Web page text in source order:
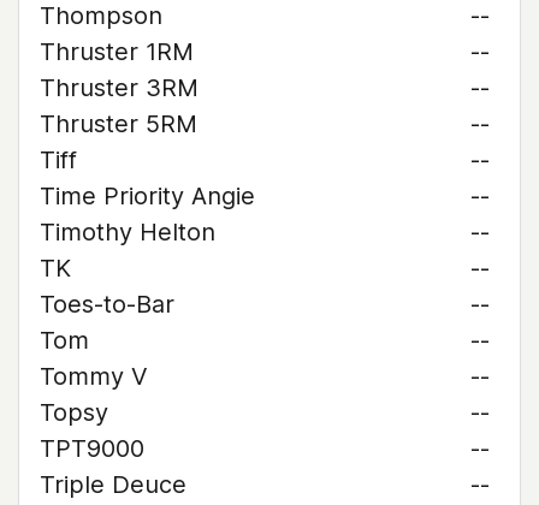
Thompson
--
Thruster 1RM
--
Thruster 3RM
--
Thruster 5RM
--
Tiff
--
Time Priority Angie
--
Timothy Helton
--
TK
--
Toes-to-Bar
--
Tom
--
Tommy V
--
Topsy
--
TPT9000
--
Triple Deuce
--